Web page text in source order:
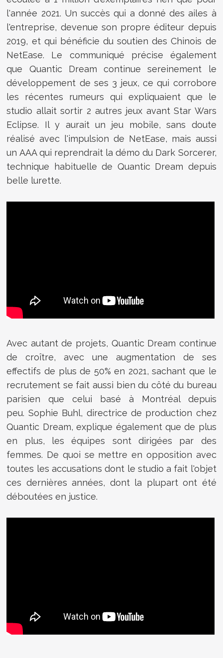
l'année 2021. Un succès qui a donné des ailes à
l'entreprise, devenue son propre éditeur depuis
2019, et qui bénéficie du soutien des Chinois de
NetEase. Le communiqué précise également
que Quantic Dream continue sereinement le
développement de ses 3 jeux, ce qui corrobore
les récentes rumeurs qui expliquaient que le
studio allait sortir 2 autres jeux avant Star Wars
Eclipse. Il y aurait un jeu mobile, sans doute
réalisé avec l'impulsion de NetEase, mais aussi
un AAA qui reprendrait la démo du Dark Sorcerer,
technique habituelle de Quantic Dream depuis
belle lurette.
Avec autant de projets, Quantic Dream continue
de croître, avec une augmentation de ses
effectifs de plus de 50% en 2021, sachant que le
recrutement se fait aussi bien du côté du bureau
parisien que celui basé à Montréal depuis
peu. Sophie Buhl, directrice de production chez
Quantic Dream, explique également que de plus
en plus, les équipes sont dirigées par des
femmes. De quoi se mettre en opposition avec
toutes les accusations dont le studio a fait l'objet
ces dernières années, dont la plupart ont été
déboutées en justice.